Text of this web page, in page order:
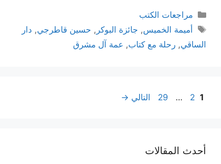
التصنيفات
مراجعات الكتب
الوسوم
أميمة الخميس, جائزة البوكر , حسين قاطرجي, دار
الساقي, رحلة مع كتاب, عمة آل مشرق
تصفّح
Page
1
Page
2
…
Page
29 التالي →
أحدث المقالات